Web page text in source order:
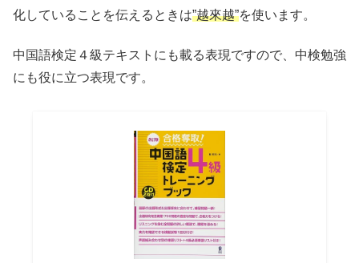
化していることを伝えるときは”越來越”を使います。
中国語検定４級テキストにも載る表現ですので、中検勉強
にも役に立つ表現です。